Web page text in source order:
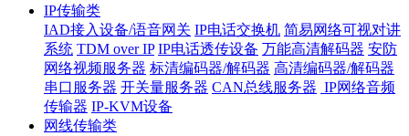
IP传输类
IAD接入设备/语音网关 IP电话交换机 简易网络可视对讲
系统 TDM over IP IP电话透传设备 万能高清解码器 安防
网络视频服务器 标清编码器/解码器 高清编码器/解码器
串口服务器 开关量服务器 CAN总线服务器 IP网络音频
传输器 IP-KVM设备
网线传输类